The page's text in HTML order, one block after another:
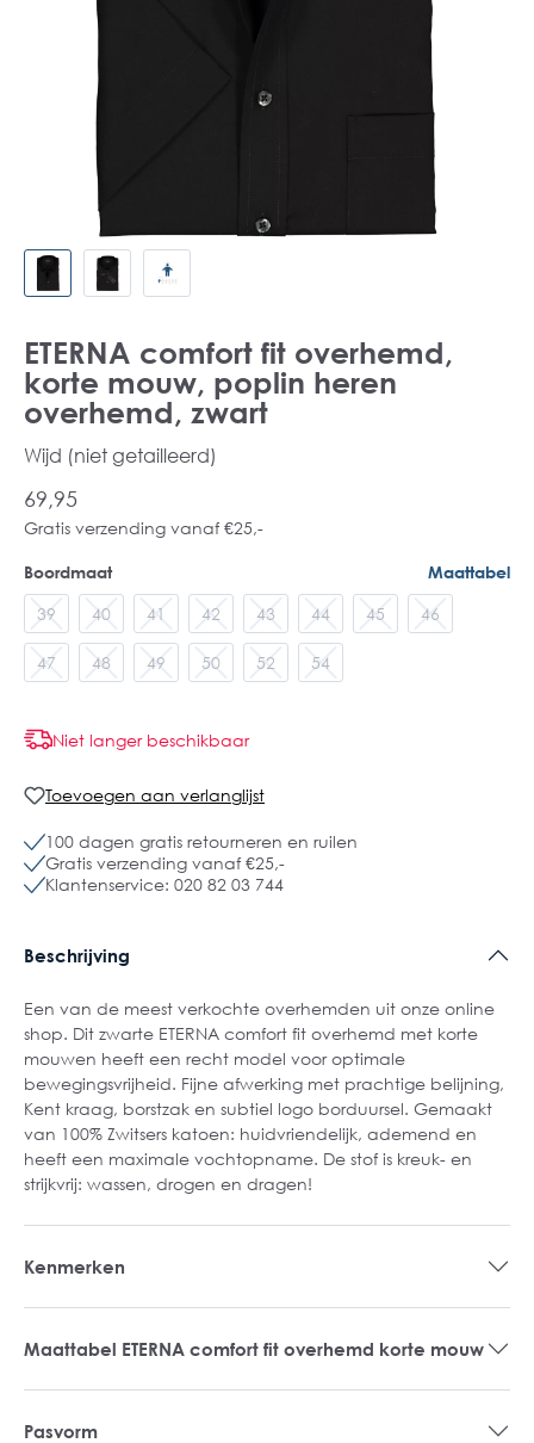
ETERNA comfort fit overhemd,
korte mouw, poplin heren
overhemd, zwart
Wijd (niet getailleerd)
69,95
Gratis verzending vanaf €25,-
Boordmaat Maattabel
39 40 41 42 43 44 45 46
47 48 49 50 52 54
Niet langer beschikbaar
Toevoegen aan verlanglijst
100 dagen gratis retourneren en ruilen
Gratis verzending vanaf €25,-
Klantenservice: 020 82 03 744
Beschrijving
Een van de meest verkochte overhemden uit onze online
shop. Dit zwarte ETERNA comfort fit overhemd met korte
mouwen heeft een recht model voor optimale
bewegingsvrijheid. Fijne afwerking met prachtige belijning,
Kent kraag, borstzak en subtiel logo borduursel. Gemaakt
van 100% Zwitsers katoen: huidvriendelijk, ademend en
heeft een maximale vochtopname. De stof is kreuk- en
strijkvrij: wassen, drogen en dragen!
Kenmerken
Maattabel ETERNA comfort fit overhemd korte mouw
Pasvorm